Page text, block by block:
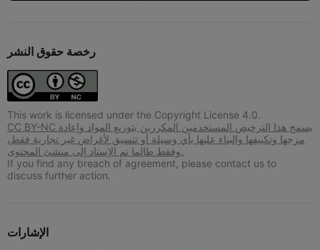
رخصة حقوق النشر
This work is licensed under the Copyright License 4.0.
CC BY-NC يسمح هذا الترخيص المستخدمين المكررين بتوزيع المواد وإعادة
مزجها وتكييفها والبناء عليها بأي وسيلة أو تنسيق لأغراض غير تجارية فقط،
وفقط طالما تم الإسناد إلى منشئ المحتوى.
If you find any breach of agreement, please contact us to
discuss further action.
الإشارات